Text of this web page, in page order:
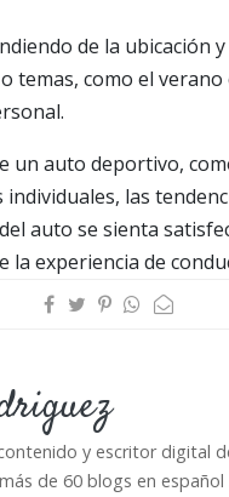
de la ubicación
temas, como el
un auto deportivo,
las
auto se sienta
experiencia de
y escritor digital
de 60 blogs en